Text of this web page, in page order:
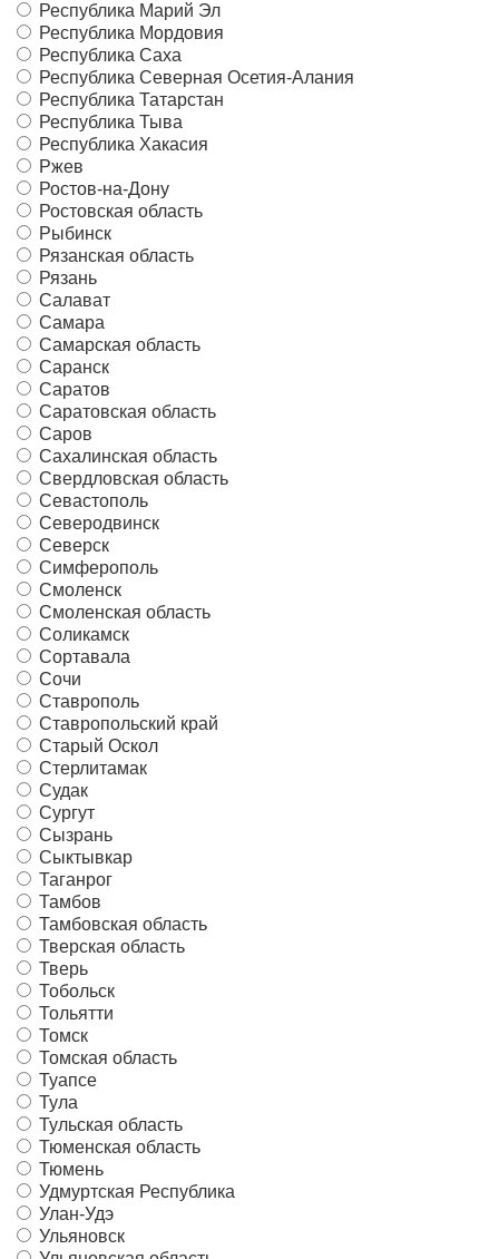
Республика Марий Эл
Республика Мордовия
Республика Саха
Республика Северная Осетия-Алания
Республика Татарстан
Республика Тыва
Республика Хакасия
Ржев
Ростов-на-Дону
Ростовская область
Рыбинск
Рязанская область
Рязань
Салават
Самара
Самарская область
Саранск
Саратов
Саратовская область
Саров
Сахалинская область
Свердловская область
Севастополь
Северодвинск
Северск
Симферополь
Смоленск
Смоленская область
Соликамск
Сортавала
Сочи
Ставрополь
Ставропольский край
Старый Оскол
Стерлитамак
Судак
Сургут
Сызрань
Сыктывкар
Таганрог
Тамбов
Тамбовская область
Тверская область
Тверь
Тобольск
Тольятти
Томск
Томская область
Туапсе
Тула
Тульская область
Тюменская область
Тюмень
Удмуртская Республика
Улан-Удэ
Ульяновск